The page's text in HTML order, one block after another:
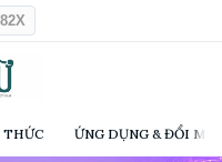
THỨC ỨNG DỤNG & ĐỔI